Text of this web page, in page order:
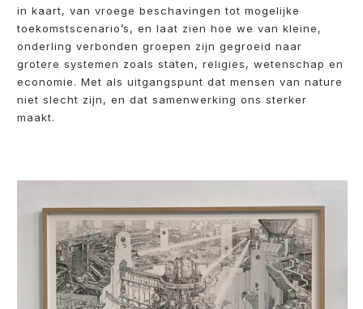
in kaart, van vroege beschavingen tot mogelijke
toekomstscenario’s, en laat zien hoe we van kleine,
onderling verbonden groepen zijn gegroeid naar
grotere systemen zoals staten, religies, wetenschap en
economie. Met als uitgangspunt dat mensen van nature
niet slecht zijn, en dat samenwerking ons sterker
maakt.